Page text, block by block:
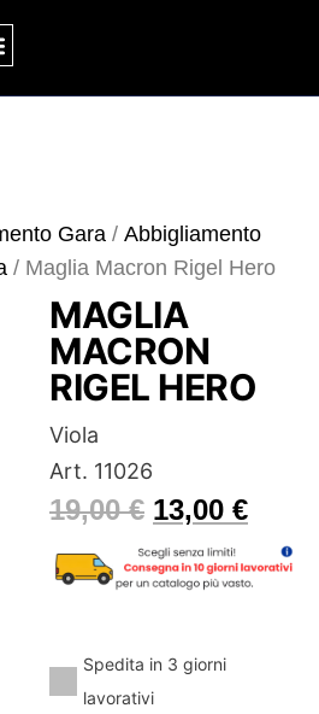
Gara/ Abbigliamento
/ Maglia Macron Rigel Hero
MAGLIA
MACRON
RIGEL HERO
Viola
Art. 11026
19,00€ 13,00 €
Spedita in 3 giorni
lavorativi